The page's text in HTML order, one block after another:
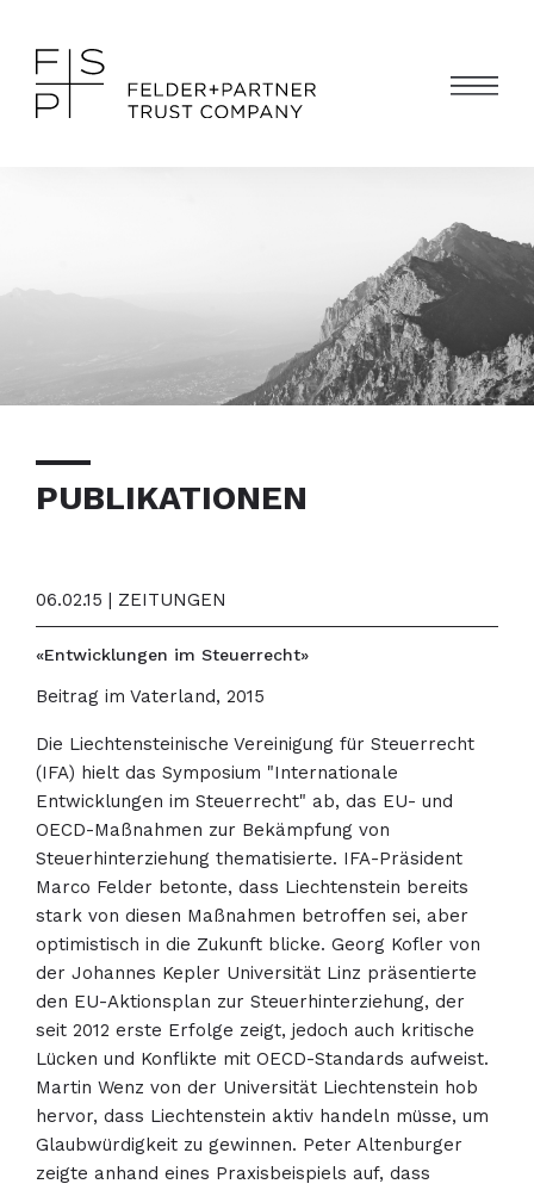
PUBLIKATIONEN
06.02.15 | ZEITUNGEN
«Entwicklungen im Steuerrecht»
Beitrag im Vaterland, 2015
Die Liechtensteinische Vereinigung für Steuerrecht
(IFA) hielt das Symposium "Internationale
Entwicklungen im Steuerrecht" ab, das EU- und
OECD-Maßnahmen zur Bekämpfung von
Steuerhinterziehung thematisierte. IFA-Präsident
Marco Felder betonte, dass Liechtenstein bereits
stark von diesen Maßnahmen betroffen sei, aber
optimistisch in die Zukunft blicke. Georg Kofler von
der Johannes Kepler Universität Linz präsentierte
den EU-Aktionsplan zur Steuerhinterziehung, der
seit 2012 erste Erfolge zeigt, jedoch auch kritische
Lücken und Konflikte mit OECD-Standards aufweist.
Martin Wenz von der Universität Liechtenstein hob
hervor, dass Liechtenstein aktiv handeln müsse, um
Glaubwürdigkeit zu gewinnen. Peter Altenburger
zeigte anhand eines Praxisbeispiels auf, dass